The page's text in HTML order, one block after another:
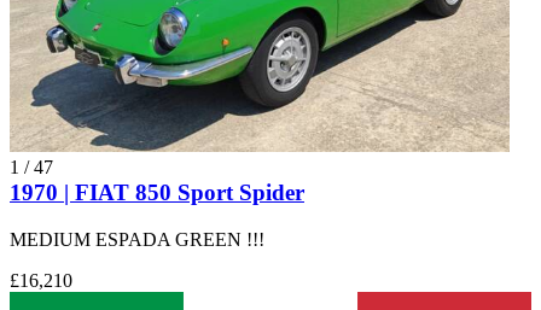
1 /47
1970 | FIAT 850 Sport Spider
MEDIUM ESPADA GREEN !!!
£16,210